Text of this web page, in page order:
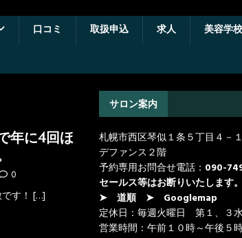
口コミ 取扱申込 求人
美容学校
年に4回ほ
0
す！ […]
サロン案内
札幌市西区琴似１条５丁目４－
デファンス２階
予約専用お問合せ電話： 090-
セールス等はお断りいたします。
➤ 道順
➤ Googlemap
定休日：毎週火曜日 第１、３
営業時間：午前１０時～午後５